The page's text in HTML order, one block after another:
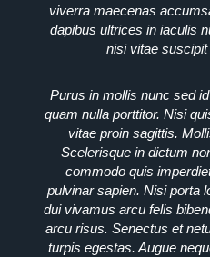
viverra maecenas
dapibus ultrices in iaculis
nisi vitae
Purus in mollis nunc sed
quam nulla porttitor. Nisi
vitae proin sagittis.
Scelerisque in dictum
commodo quis
pulvinar sapien. Nisi porta
dui vivamus arcu felis
arcu risus. Senectus et
turpis egestas. Augue